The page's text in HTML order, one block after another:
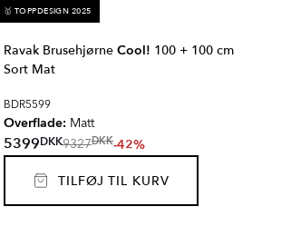
🥇 TOPPDESIGN 2025
Ravak Brusehjørne Cool! 100 + 100 cm
Sort Mat
BDR5599
Overflade: Matt
5399DKK9327DKK-42%
TILFØJ TIL KURV